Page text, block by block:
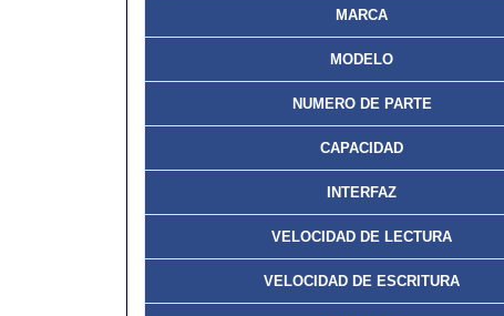
MARCA
MODELO
NUMERO DE PARTE
CAPACIDAD
INTERFAZ
VELOCIDAD DE LECTURA
VELOCIDAD DE ESCRITURA